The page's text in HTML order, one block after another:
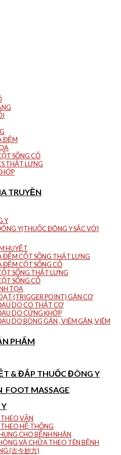
ĐỆM
SỐNG CỔ
THẮT LƯNG
TRUYỀN
Y
Y(THUỐC ĐÔNG Y SẮC VỚI
HUYỆT
ĐỆM CỘT SỐNG THẮT LƯNG
CỘT SỐNG CỔ
SỐNG THẮT LƯNG
SỐNG CỔ
TỌA
(TRIGGER POINT) GÂN CƠ
DO CO THẮT CƠ
DO CỨNG KHỚP
DO BONG GÂN , VIÊM GÂN, VIÊM
PHẨM
& ĐẮP THUỐC ĐÔNG Y
MASSAGE
VẦN
HỆ THỐNG
CHO BỆNH NHÂN
VÀ CHỮA THEO TÊN BỆNH
(古今妙方)